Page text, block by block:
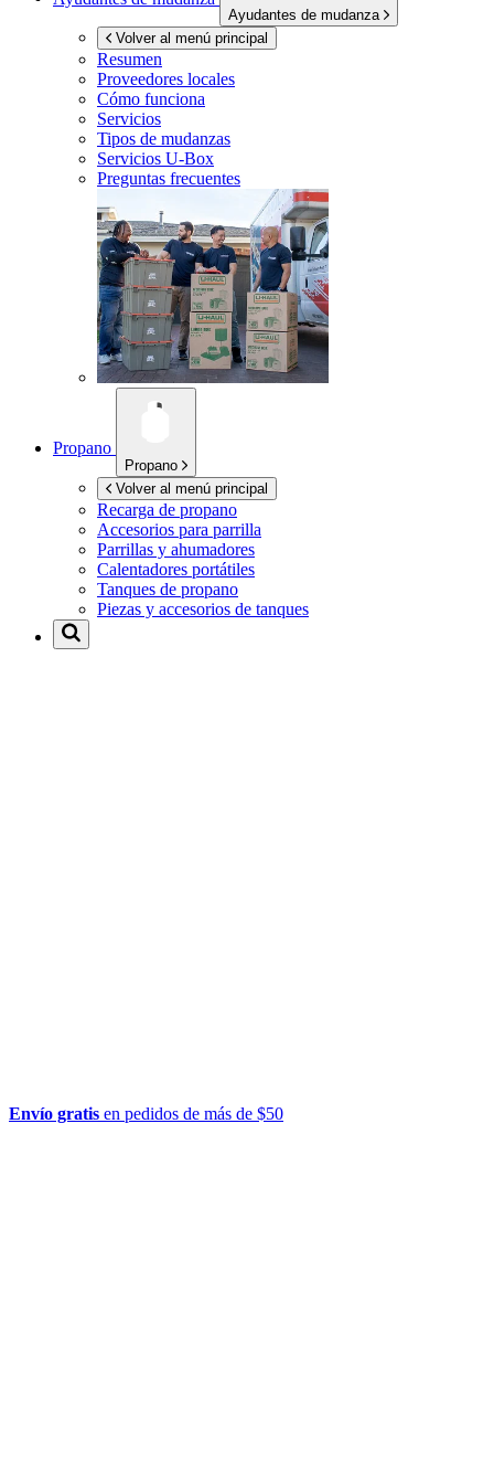
Ayudantes de mudanza
Volver al menú principal
Resumen
Proveedores locales
Cómo funciona
Servicios
Tipos de mudanzas
Servicios U-Box
Preguntas frecuentes
Propano
Propano
Volver al menú principal
Recarga de propano
Accesorios para parrilla
Parrillas y ahumadores
Calentadores portátiles
Tanques de propano
Piezas y accesorios de tanques
Envío gratis en pedidos de más de $50